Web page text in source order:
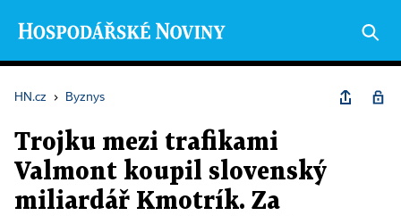
HN.cz › Byznys
Trojku mezi trafikami
Valmont koupil slovenský
miliardář Kmotrík. Za